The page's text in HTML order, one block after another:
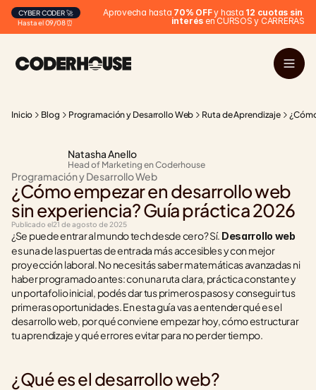
Hasta el 09/08 ⏰
CYBER CODER 🚀 Aprovecha hasta 70% OFF y hasta 12 cuotas sin
interés en CURSOS y CARRERAS
Inicio Blog Programación y Desarrollo Web Ruta de Aprendizaje
Natasha Anello
Head of Marketing en Coderhouse
Programación y Desarrollo Web
¿Cómo empezar en desarrollo web
sin experiencia? Guía práctica 2026
Publicado el21 de agosto de 2025
¿Se puede entrar al mundo tech desde cero? Sí. Desarrollo web
es una de las puertas de entrada más accesibles y con mejor
proyección laboral. No necesitás saber matemáticas avanzadas ni
haber programado antes: con una ruta clara, práctica constante y
un portafolio inicial, podés dar tus primeros pasos y conseguir tus
primeras oportunidades. En esta guía vas a entender qué es el
desarrollo web, por qué conviene empezar hoy, cómo estructurar
tu aprendizaje y qué errores evitar para no perder tiempo.
¿Qué es el desarrollo web?